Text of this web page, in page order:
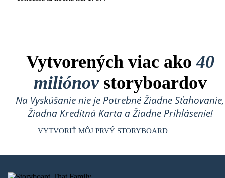
Vytvorených viac ako40
miliónovstoryboardov
Na Vyskúšanie nie je Potrebné Žiadne Sťahovanie,
Žiadna Kreditná Karta a Žiadne Prihlásenie!
VYTVORIŤ MÔJ PRVÝ STORYBOARD